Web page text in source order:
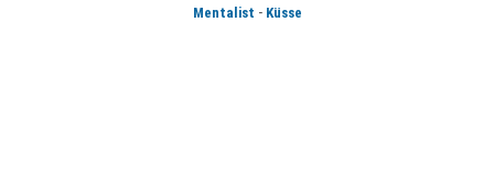
Mentalist - Küsse